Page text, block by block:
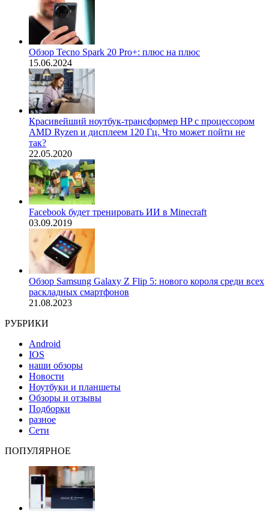
Обзор Tecno Spark 20 Pro+: плюс на плюс
15.06.2024
Красивейший ноутбук-трансформер HP с процессором
AMD Ryzen и дисплеем 120 Гц. Что может пойти не
так?
22.05.2020
Facebook будет тренировать ИИ в Minecraft
03.09.2019
Обзор Samsung Galaxy Z Flip 5: нового короля среди всех
раскладных смартфонов
21.08.2023
РУБРИКИ
Android
IOS
наши обзоры
Новости
Ноутбуки и планшеты
Обзоры и отзывы
Подборки
разное
Сети
ПОПУЛЯРНОЕ